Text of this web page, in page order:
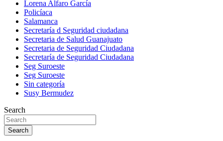
Lorena Alfaro García
Policíaca
Salamanca
Secretaría d Seguridad ciudadana
Secretaria de Salud Guanajuato
Secretaria de Seguridad Ciudadana
Secretaría de Seguridad Ciudadana
Seg Suroeste
Seg Suroeste
Sin categoría
Susy Bermudez
Search
Search